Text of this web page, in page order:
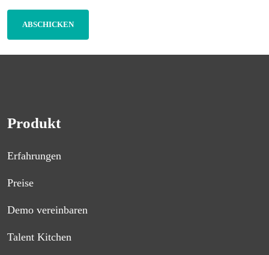
Produkt
Erfahrungen
Preise
Demo vereinbaren
Talent Kitchen